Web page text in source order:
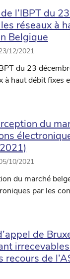
l’IBPT du
réseaux à
Belgique
12/2021
du 23
à haut débit fixes
du
10/2021
du marché
par les
de
recours de